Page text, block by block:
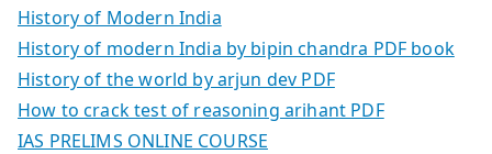
History of Modern India
History of modern India by bipin chandra PDF book
History of the world by arjun dev PDF
How to crack test of reasoning arihant PDF
IAS PRELIMS ONLINE COURSE